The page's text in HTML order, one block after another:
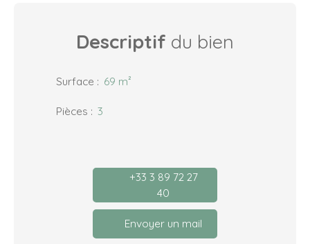
Descriptif du bien
Surface : 69 m²
Pièces : 3
+33 3 89 72 27
40
Envoyer un mail